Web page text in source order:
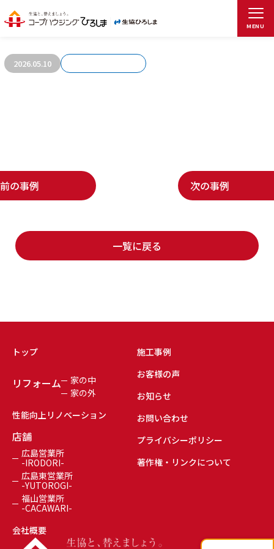
MENU
お客さまの声1051
2026.05.10
前の事例 次の事例
一覧に戻る
トップ
リフォーム
家の中
家の外
性能向上リノベーション
店舗
広島営業所
-IRODORI-
広島東営業所
-YUTOROGI-
福山営業所
-CACAWARI-
会社概要
施工事例
お客様の声
お知らせ
お問い合わせ
プライバシーポリシー
著作権・リンクについて